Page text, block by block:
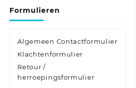
Formulieren
Algemeen Contactformulier
Klachtenformulier
Retour /
herroepingsformulier